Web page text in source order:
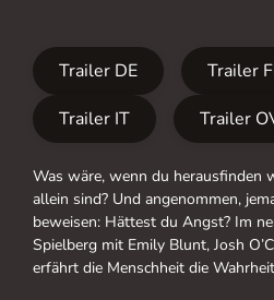
Trailer DE
Trailer
Trailer IT
Trailer
Was wäre, wenn du herausfinden
allein sind? Und angenommen,
beweisen: Hättest du Angst? Im
Spielberg mit Emily Blunt, Josh
erfährt die Menschheit die